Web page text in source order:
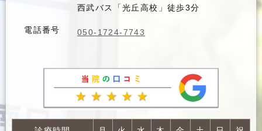
西武バス「光丘高校」徒歩3分
電話番号 050-1724-7743